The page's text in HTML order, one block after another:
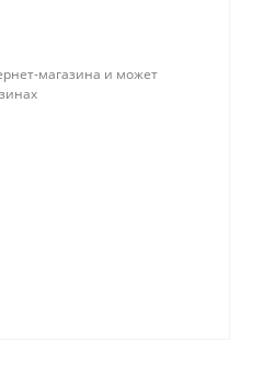
магазина и может